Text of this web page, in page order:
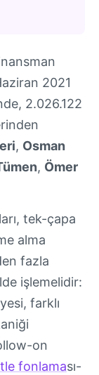
2021
2.026.122
, Osman
, Ömer
tek-çapa
alma
fazla
işlemelidir:
farklı
on
fonlaması-